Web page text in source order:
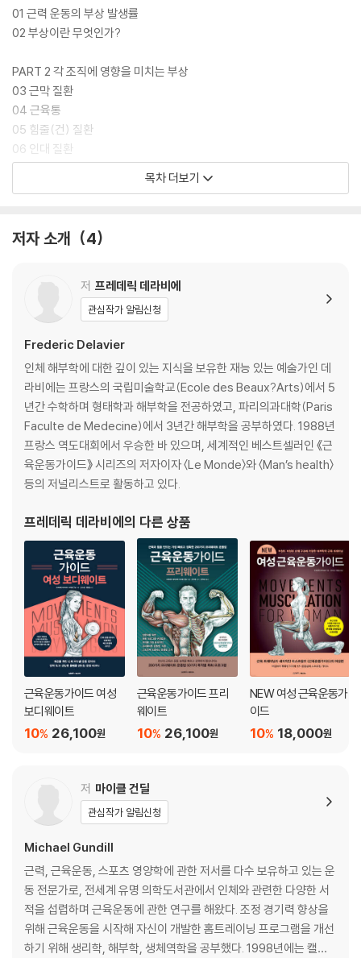
01 근력 운동의 부상 발생률
02 부상이란 무엇인가?
PART 2 각 조직에 영향을 미치는 부상
03 근막 질환
04 근육통
05 힘줄(건) 질환
06 인대 질환
07 관절 질환
PART 03 각 근육군에 영향을 미치는 여러 질환
11 이두근 및 관절와순 질환
12 삼두근 및 팔꿈치 질환
13 전완, 손목, 손의 병적 이상
14 대흉근 관련 병적 이상
15 상부 등(흉추) 질환의 이해
16 척추와 관련된 다양한 병적 문제
17 복부와 관련된 병리적 현상
18 고관절 문제 : 요추 및 슬개골에 미치는 영향
19 대퇴사두근, 무릎, 내전근의 병리적 문제
20 슬굴곡근의 병리적 문제 : 슬개골 및 요추에 미치는 영향
21 종아리 및 발과 관련된 병리학적 문제
해부학 차트
목차 더보기
저자 소개 4
저 프레데릭 데라비에
관심작가 알림신청
Frederic Delavier
인체 해부학에 대한 깊이 있는 지식을 보유한 재능 있는 예술가인 데
라비에는 프랑스의 국립미술학교(Ecole des Beaux?Arts)에서 5
년간 수학하며 형태학과 해부학을 전공하였고, 파리의과대학(Paris
Faculte de Medecine)에서 3년간 해부학을 공부하였다. 1988년
프랑스 역도대회에서 우승한 바 있으며, 세계적인 베스트셀러인 《근
육운동가이드》 시리즈의 저자이자 〈Le Monde〉와 〈Man’s health〉
등의 저널리스트로 활동하고 있다.
프레데릭 데라비에의 다른 상품
근육운동가이드 여성
보디웨이트
26,100원
10%
근육운동가이드 프리
웨이트
26,100원
10%
NEW 여성 근육운동가
이드
18,000원
10%
저 마이클 건딜
관심작가 알림신청
Michael Gundill
근력, 근육운동, 스포츠 영양학에 관한 저서를 다수 보유하고 있는 운
동 전문가로, 전세계 유명 의학도서관에서 인체와 관련한 다양한 서
적을 섭렵하며 근육운동에 관한 연구를 해왔다. 조정 경기력 향상을
위해 근육운동을 시작해 자신이 개발한 홈트레이닝 프로그램을 개선
하기 위해 생리학, 해부학, 생체역학을 공부했다. 1998년에는 캘리